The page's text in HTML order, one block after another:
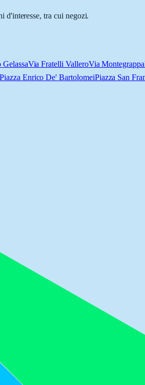
d'interesse, tra cui negozi.
Via Fratelli ValleroVia Montegrappa
Piazza Enrico De' BartolomeiPiazza San